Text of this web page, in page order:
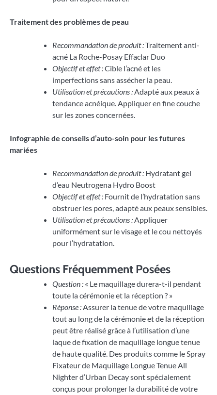
Traitement des problèmes de peau
Recommandation de produit :Traitement anti-
acné La Roche-Posay Effaclar Duo
Objectif et effet :Cible l’acné et les
imperfections sans assécher la peau.
Utilisation et précautions :Adapté aux peaux à
tendance acnéique. Appliquer en fine couche
sur les zones concernées.
Infographie de conseils d’auto-soin pour les futures
mariées
Recommandation de produit : Hydratant gel
d’eau Neutrogena Hydro Boost
Objectif et effet : Fournit de l’hydratation sans
obstruer les pores, adapté aux peaux sensibles.
Utilisation et précautions :Appliquer
uniformément sur le visage et le cou nettoyés
pour l’hydratation.
Questions Fréquemment Posées
Question : « Le maquillage durera-t-il pendant
toute la cérémonie et la réception ? »
Réponse :Assurer la tenue de votre maquillage
tout au long de la cérémonie et de la réception
peut être réalisé grâce à l’utilisation d’une
laque de fixation de maquillage longue tenue
de haute qualité. Des produits comme le Spray
Fixateur de Maquillage Longue Tenue All
Nighter d’Urban Decay sont spécialement
conçus pour prolonger la durabilité de votre